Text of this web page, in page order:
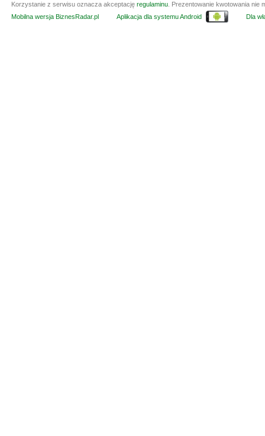
Korzystanie z serwisu oznacza akceptację regulaminu . Prezentowanie kwotowania
Mobilna wersja BiznesRadar.pl
Aplikacja dla systemu Android Dla